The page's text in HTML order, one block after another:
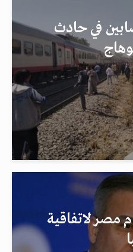
في حادث
مصر لاتفاقية